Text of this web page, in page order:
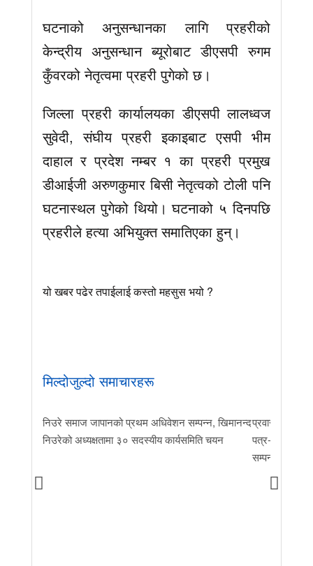
घटनाको अनुसन्धानका लागि प्रहरीको
केन्द्रीय अनुसन्धान ब्यूरोबाट डीएसपी रुगम
कुँवरको नेतृत्वमा प्रहरी पुगेको छ।
जिल्ला प्रहरी कार्यालयका डीएसपी लालध्वज
सुवेदी, संघीय प्रहरी इकाइबाट एसपी भीम
दाहाल र प्रदेश नम्बर १ का प्रहरी प्रमुख
डीआईजी अरुणकुमार बिसी नेतृत्वको टोली पनि
घटनास्थल पुगेको थियो। घटनाको ५ दिनपछि
प्रहरीले हत्या अभियुक्त समातिएका हुन्।
यो खबर पढेर तपाईलाई कस्तो महसुस भयो ?
मिल्दोजुल्दो समाचारहरू
निउरे समाज जापानको प्रथम अधिवेशन सम्पन्न, खिमानन्द
निउरेको अध्यक्षतामा ३० सदस्यीय कार्यसमिति चयन
प्रवास र
पत्र-२०२६
सम्पन्न